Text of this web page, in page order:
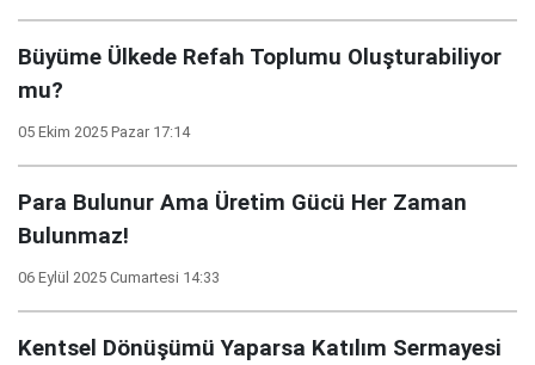
Büyüme Ülkede Refah Toplumu Oluşturabiliyor
mu?
05 Ekim 2025 Pazar 17:14
Para Bulunur Ama Üretim Gücü Her Zaman
Bulunmaz!
06 Eylül 2025 Cumartesi 14:33
Kentsel Dönüşümü Yaparsa Katılım Sermayesi